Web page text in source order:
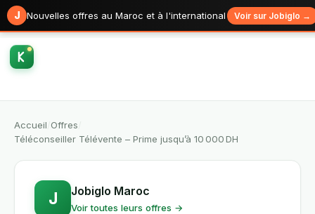
J Nouvelles offres au Maroc et à l'international Voir sur Jobiglo →
Accueil Offres
Téléconseiller Télévente – Prime jusqu’à 10 000 DH
J Jobiglo Maroc
Voir toutes leurs offres →